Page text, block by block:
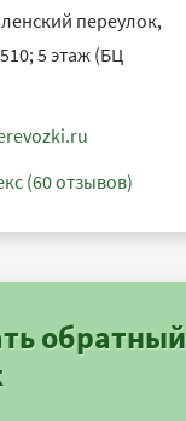
переулок,
5 этаж (БЦ
(60 отзывов)
обратный